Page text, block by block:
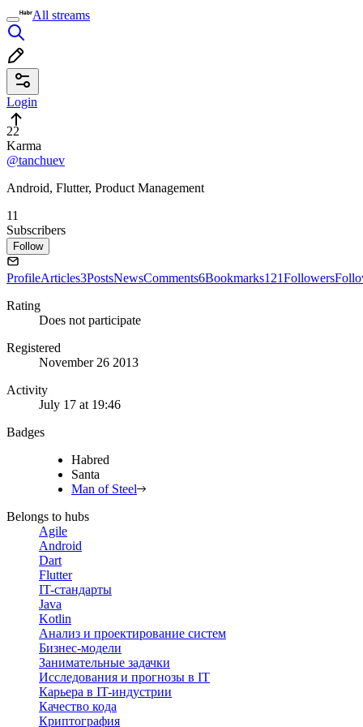
All streams
Login
22
Karma
@tanchuev
Android, Flutter, Product Management
11
Subscribers
Follow
ProfileArticles3PostsNewsComments6Bookmarks121Followers
Rating
Does not participate
Registered
November 26 2013
Activity
July 17 at 19:46
Badges
Habred
Santa
Man of Steel
Belongs to hubs
Agile
Android
Dart
Flutter
IT-стандарты
Java
Kotlin
Анализ и проектирование систем
Бизнес-модели
Занимательные задачки
Исследования и прогнозы в IT
Карьера в IT-индустрии
Качество кода
Криптография